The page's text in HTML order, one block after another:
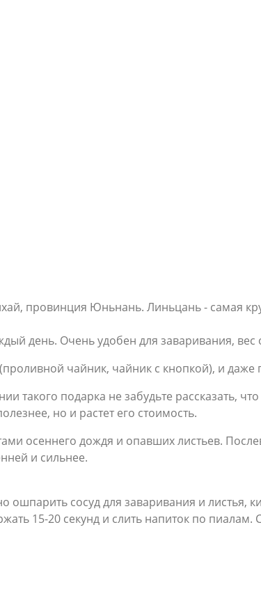
провинция Юньнань. Линьцань - самая
день. Оченьудобен для заваривания, вес
чайник, чайник с кнопкой), и даже
такого подарка не забудьте рассказать,
но и растет его стоимость.
осеннего дождя и опавших листьев.
и сильнее.
ошпарить сосуд для заваривания и листья,
15-20 секунд и слить напиток по